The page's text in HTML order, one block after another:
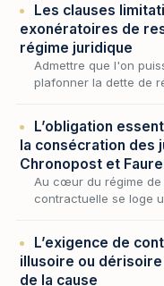
Les clauses
exonératoires de
régime juridique
Admettre que l'on
plafonner la dette de
la mesure du…
L’obligation
la consécration des
Chronopost et
Au cœur du régime de
contractuelle se loge
exonérato…
L’exigence de
illusoire ou
de la cause